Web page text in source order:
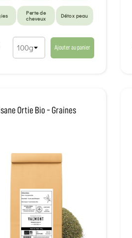
Perte de
cheveux
Détox peau
Détox
Minceur
Draineurs et
anti-celluliteAjouter au panier
Ortie Bio - Graines